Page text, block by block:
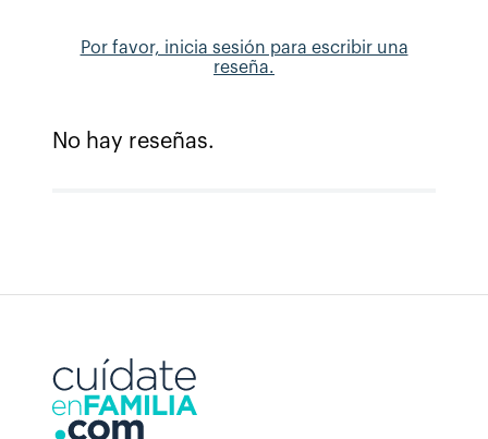
Por favor, inicia sesión para escribir una
reseña.
No hay reseñas.